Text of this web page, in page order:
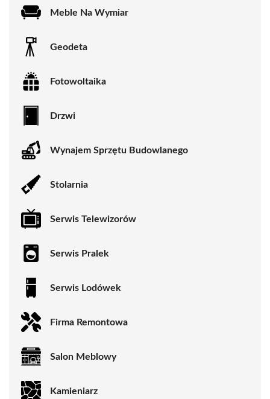
Meble Na Wymiar
Geodeta
Fotowoltaika
Drzwi
Wynajem Sprzętu Budowlanego
Stolarnia
Serwis Telewizorów
Serwis Pralek
Serwis Lodówek
Firma Remontowa
Salon Meblowy
Kamieniarz